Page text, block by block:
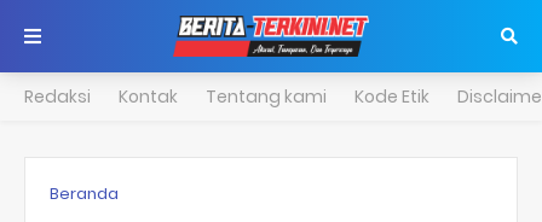
Redaksi Kontak Tentang kami Kode Etik
Beranda